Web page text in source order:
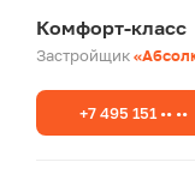
Комфорт-класс
Застройщик
+7 495 151 •• ••